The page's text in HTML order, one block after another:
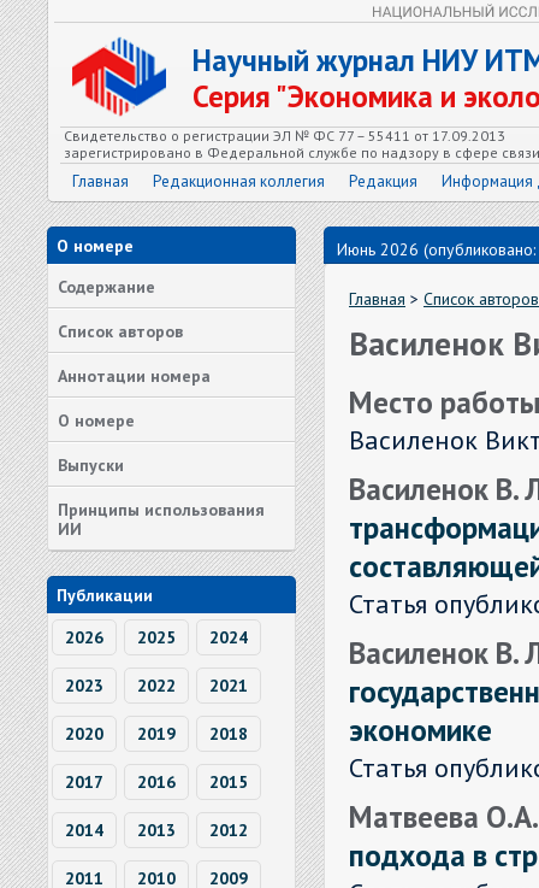
Научный журнал НИУ
Серия "Экономика и
Свидетельство о регистрации ЭЛ № ФС 77 – 55411 от 17.09.2013
зарегистрировано в Федеральной службе по надзору в сфере
Главная Редакционная коллегия Редакция Информация
О номере
Содержание
Список авторов
Аннотации номера
О номере
Выпуски
Принципы использования
ИИ
Публикации
2026
2025 2024
2023 2022 2021
2020 2019 2018
2017 2016 2015
2014 2013 2012
2011 2010 2009
Июнь 2026
Главная > Список авторов
Василенок
Место
Василенок
Василенок В.
Статья
Василенок
экономике
Статья
Матвеева
подхода в